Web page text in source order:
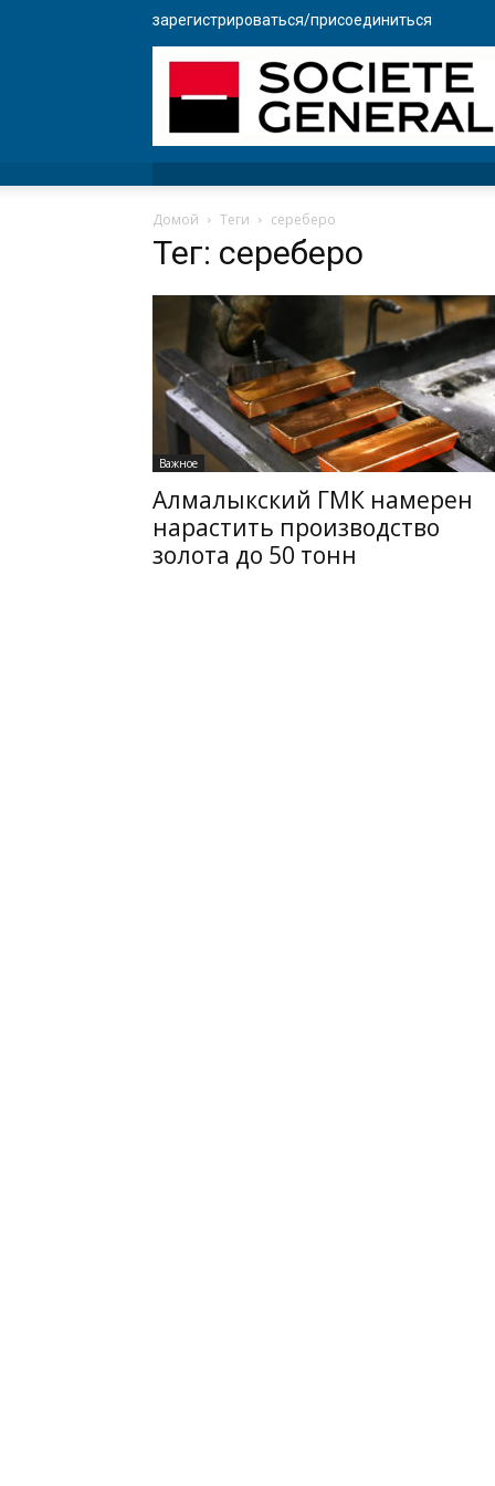
зарегистрироваться/присоединиться
Домой Теги сереберо
Тег: сереберо
Важное
Алмалыкский ГМК намерен
нарастить производство
золота до 50 тонн